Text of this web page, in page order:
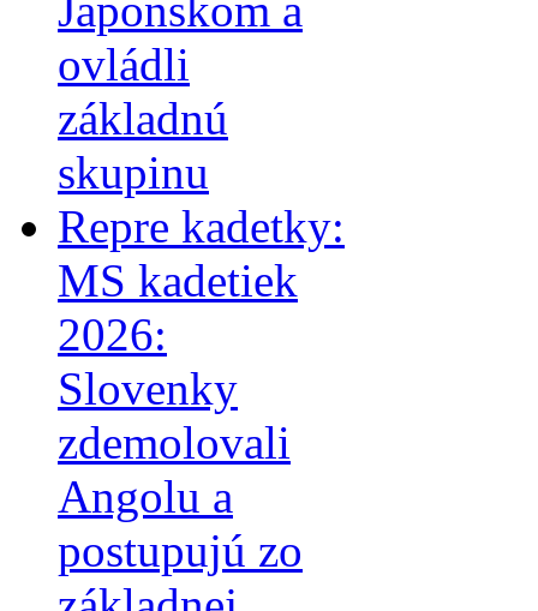
ovládli
základnú
skupinu
Repre kadetky:
MS kadetiek
2026:
Slovenky
zdemolovali
Angolu a
postupujú zo